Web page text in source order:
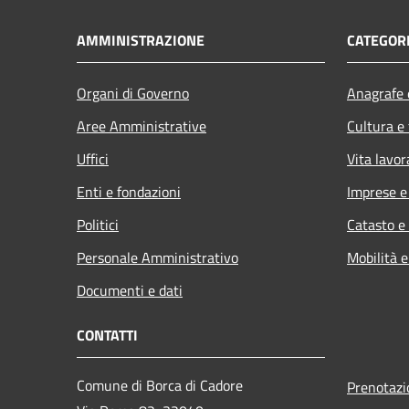
AMMINISTRAZIONE
Organi di Governo
Aree Amministrative
Uffici
Enti e fondazioni
Politici
Personale Amministrativo
Documenti e dati
Cultura
Vita
Imprese
Catasto
Mobilità
CONTATTI
Comune di Borca di Cadore